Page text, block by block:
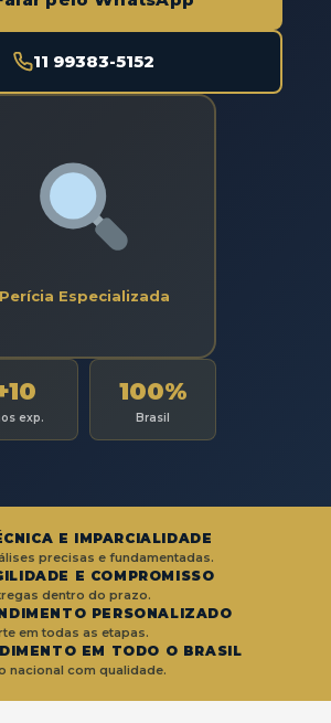
11 99383-5152
Perícia Especializada
exp.
100%
Brasil
E IMPARCIALIDADE
precisas e fundamentadas.
E COMPROMISSO
dentro do prazo.
PERSONALIZADO
em todas as etapas.
EM TODO O BRASIL
nacional com qualidade.